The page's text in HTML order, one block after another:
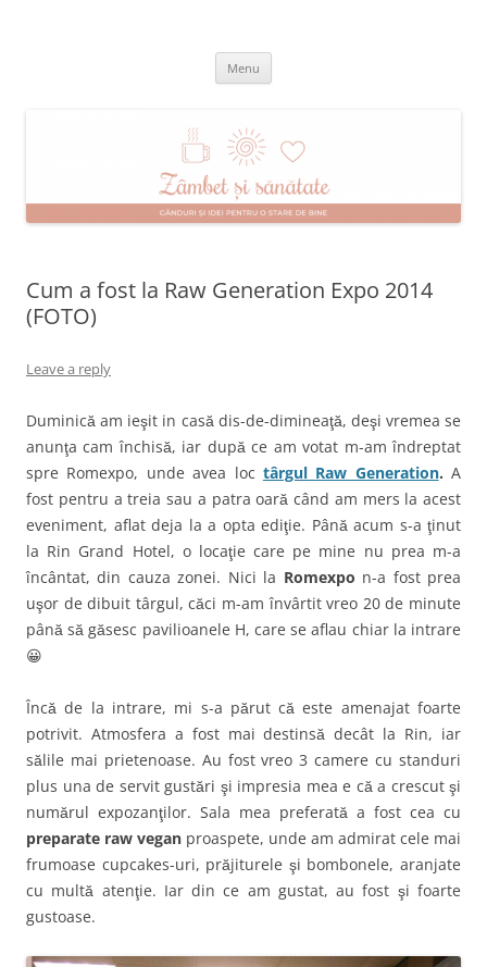
Menu
Cum a fost la Raw Generation Expo 2014
(FOTO)
Leave a reply
Duminică am ieşit in casă dis-de-dimineaţă, deşi vremea se
anunţa cam închisă, iar după ce am votat m-am îndreptat
spre Romexpo, unde avea loc târgul Raw Generation. A
fost pentru a treia sau a patra oară când am mers la acest
eveniment, aflat deja la a opta ediţie. Până acum s-a ţinut
la Rin Grand Hotel, o locaţie care pe mine nu prea m-a
încântat, din cauza zonei. Nici la Romexpo n-a fost prea
uşor de dibuit târgul, căci m-am învârtit vreo 20 de minute
până să găsesc pavilioanele H, care se aflau chiar la intrare
😀
Încă de la intrare, mi s-a părut că este amenajat foarte
potrivit. Atmosfera a fost mai destinsă decât la Rin, iar
sălile mai prietenoase. Au fost vreo 3 camere cu standuri
plus una de servit gustări şi impresia mea e că a crescut şi
numărul expozanţilor. Sala mea preferată a fost cea cu
preparate raw vegan proaspete, unde am admirat cele mai
frumoase cupcakes-uri, prăjiturele şi bombonele, aranjate
cu multă atenţie. Iar din ce am gustat, au fost şi foarte
gustoase.